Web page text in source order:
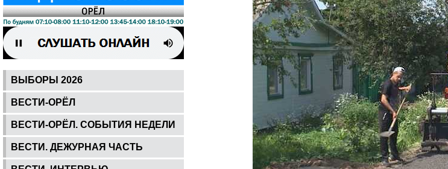
ВЫБОРЫ 2026
ВЕСТИ-ОРЁЛ
ВЕСТИ-ОРЁЛ. СОБЫТИЯ НЕДЕЛИ
ВЕСТИ. ДЕЖУРНАЯ ЧАСТЬ